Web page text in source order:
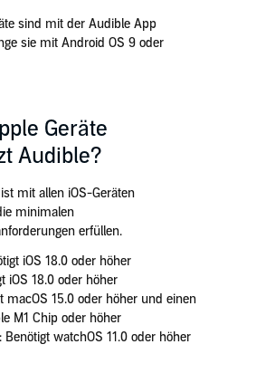
sind mit der Audible App
sie mit Android OS 9 oder
Geräte
Audible?
mit allen iOS-Geräten
minimalen
erfüllen.
iOS 18.0 oder höher
iOS 18.0 oder höher
macOS 15.0 oder höher und einen
M1 Chip oder höher
Benötigt watchOS 11.0 oder höher